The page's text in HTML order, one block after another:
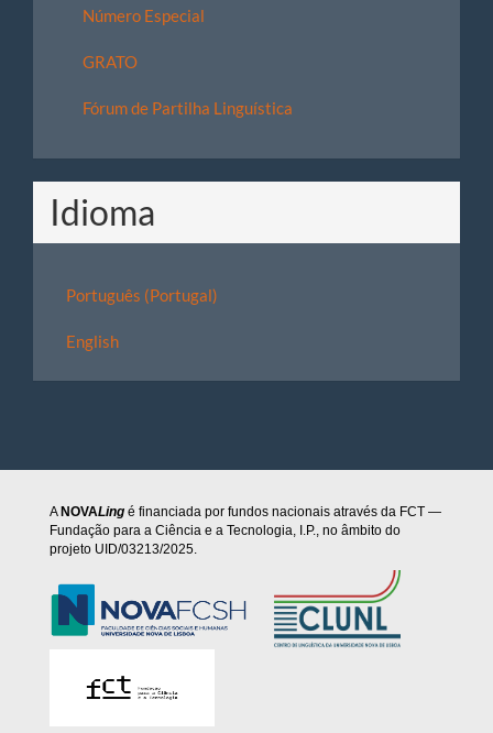
Número Especial
GRATO
Fórum de Partilha Linguística
Idioma
Português (Portugal)
English
ANOVALing é financiada por fundos nacionais através da FCT —
Fundação para a Ciência e a Tecnologia, I.P., no âmbito do
projeto UID/03213/2025.